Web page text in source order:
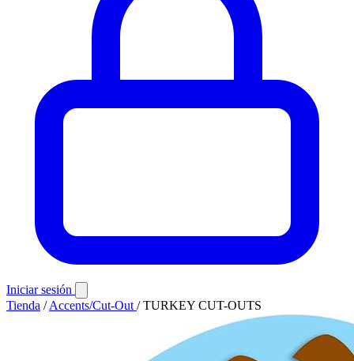
Iniciar sesión
Tienda / Accents/Cut-Out / TURKEY CUT-OUTS